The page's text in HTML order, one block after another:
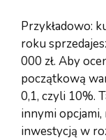
Przykładowo:
roku
000 zł. Aby
początkową
0,1, czyli 10%.
innymi
inwestycją w